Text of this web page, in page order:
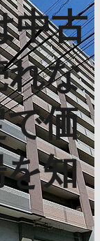
中古
れな
価
知